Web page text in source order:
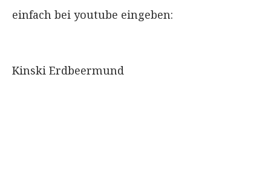
einfach bei youtube eingeben:
Kinski Erdbeermund